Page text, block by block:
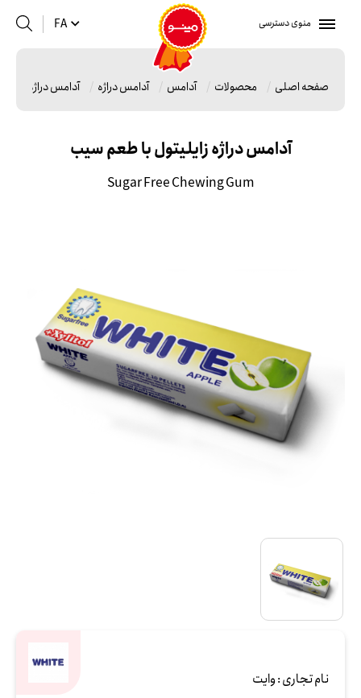
منوی دسترسی FA
صفحه اصلی محصولات آدامس آدامس دراژه آدامس دراژه
آدامس دراژه زایلیتول با طعم سیب
Sugar Free Chewing Gum
نام تجاری :وایت